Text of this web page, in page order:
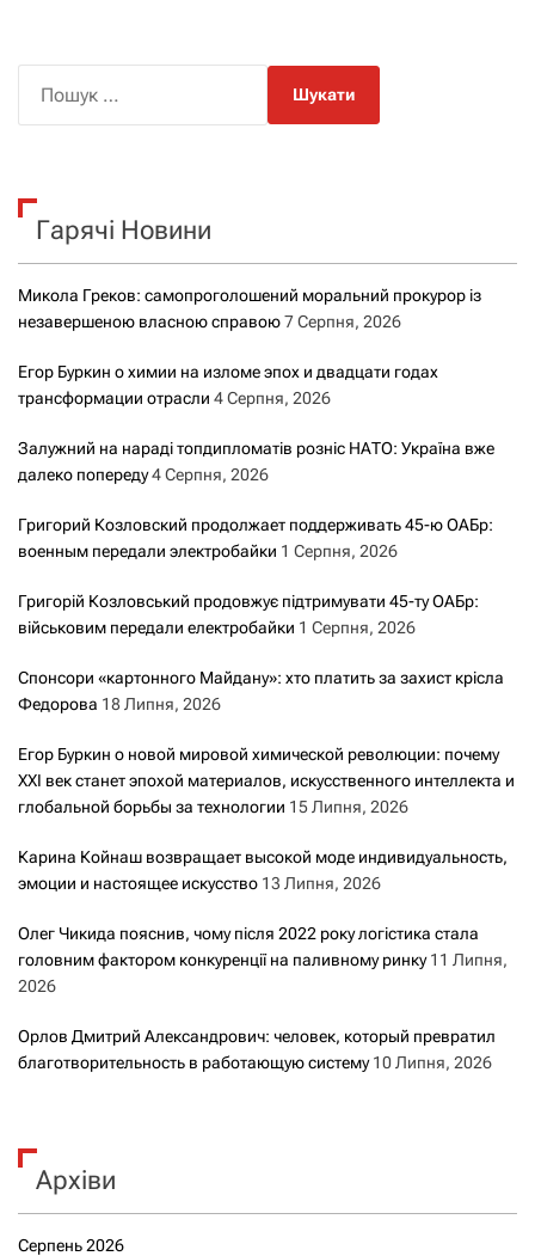
к
Гарячі Новини
Микола Греков: самопроголошений моральний прокурор із
незавершеною власною справою7 Серпня, 2026
Егор Буркин о химии на изломе эпох и двадцати годах
трансформации отрасли 4 Серпня, 2026
Залужний на нараді топдипломатів розніс НАТО: Україна вже
далеко попереду4 Серпня, 2026
Григорий Козловский продолжает поддерживать 45-ю ОАБр:
военным передали электробайки 1 Серпня, 2026
Григорій Козловський продовжує підтримувати 45-ту ОАБр:
військовим передали електробайки 1 Серпня, 2026
Спонсори «картонного Майдану»: хто платить за захист крісла
Федорова 18 Липня, 2026
Егор Буркин о новой мировой химической революции: почему
XXI век станет эпохой материалов, искусственного интеллекта и
глобальной борьбы за технологии 15 Липня, 2026
Карина Койнаш возвращает высокой моде индивидуальность,
эмоции и настоящее искусство 13 Липня, 2026
Олег Чикида пояснив, чому після 2022 року логістика стала
головним фактором конкуренції на паливному ринку 11 Липня,
2026
Орлов Дмитрий Александрович: человек, который превратил
благотворительность в работающую систему 10 Липня, 2026
Архіви
Серпень 2026